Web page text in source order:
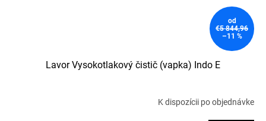
od
€5 844,96
–11 %
Lavor Vysokotlakový čistič (vapka) Indo E
K dispozícii po objednávke